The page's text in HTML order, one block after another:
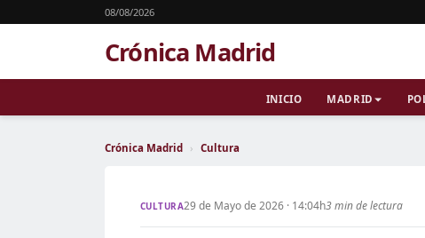
08/08/2026
Crónica Madrid
INICIO MADRID
Crónica Madrid › Cultura
CULTURA29 de Mayo de 2026 · 14:04h3 min de lectura